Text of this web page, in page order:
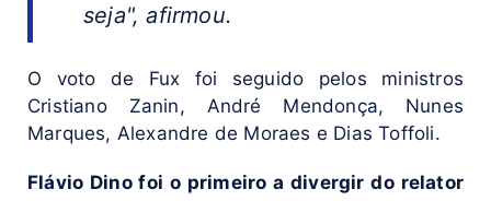
seja", afirmou.
O voto de Fux foi seguido pelos ministros
Cristiano Zanin, André Mendonça, Nunes
Marques, Alexandre de Moraes e Dias Toffoli.
Flávio Dino foi o primeiro a divergir do relator